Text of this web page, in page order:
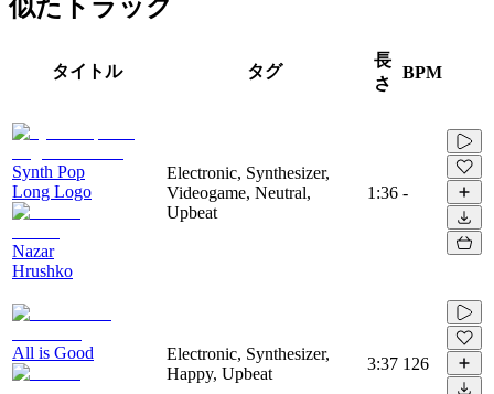
似たトラック
タイトル タグ
長
さ
BPM
Synth Pop
Long Logo
Nazar
Hrushko
Electronic, Synthesizer,
Videogame, Neutral,
Upbeat
1:36 -
All is Good
Electronic, Synthesizer,
Happy, Upbeat
3:37 126